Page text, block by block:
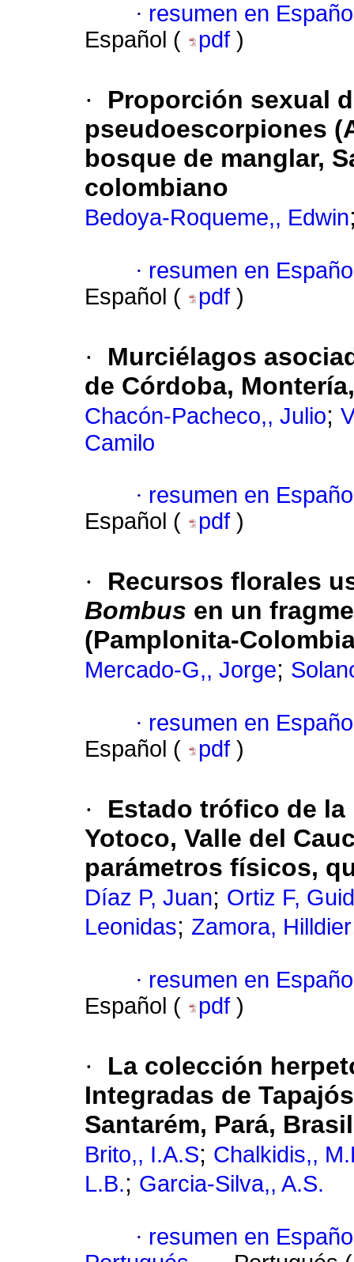
· resumen en
Español (
pdf )
·
Proporción sexual
pseudoescorpiones
bosque de manglar,
colombiano
Bedoya-Roqueme,, Edwin
· resumen en
Español (
pdf )
·
Murciélagos
de Córdoba,
Chacón-Pacheco,, Julio;
Camilo
· resumen en
Español (
pdf )
·
Recursos florales
Bombus en un
(Pamplonita-
Mercado-G,, Jorge;
· resumen en
Español (
pdf )
·
Estado trófico de la
Yotoco, Valle del
parámetros físicos,
Díaz P, Juan; Ortiz F,
Leonidas; Zamora, Hilldier
· resumen en
Español (
pdf )
·
La colección
Integradas de
Santarém, Pará,
Brito,, I.A.S; Chalkidis,,
L.B.; Garcia-Silva,, A.S.
· resumen en